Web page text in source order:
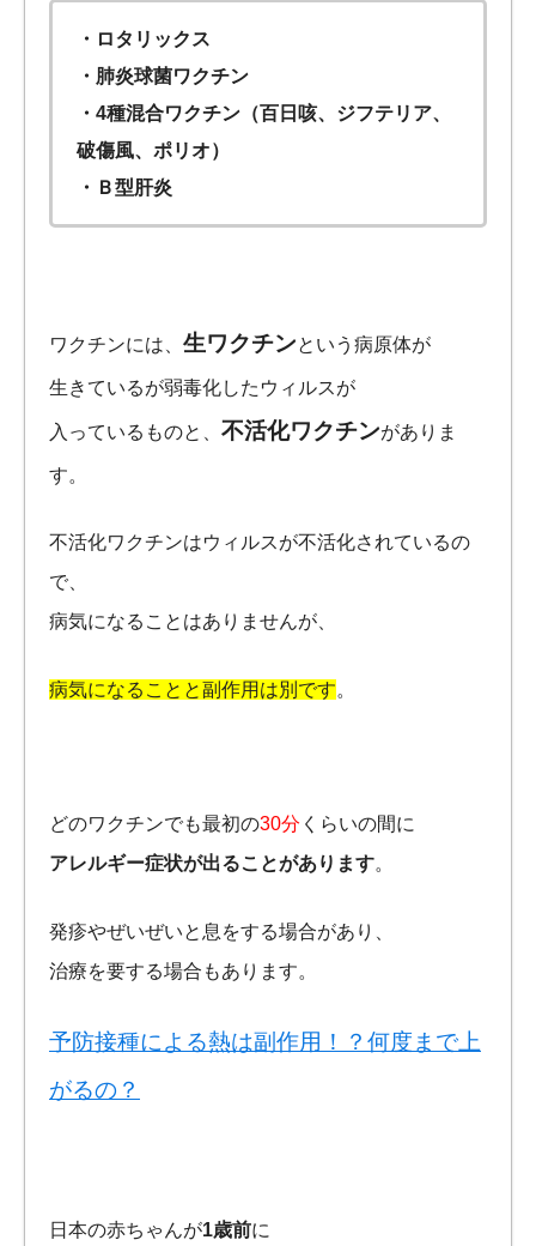
・ロタリックス
・肺炎球菌ワクチン
・4種混合ワクチン（百日咳、ジフテリア、
破傷風、ポリオ）
・Ｂ型肝炎
ワクチンには、 生ワクチンという病原体が
生きているが弱毒化したウィルスが
入っているものと、 不活化ワクチンがありま
す。
不活化ワクチンはウィルスが不活化されているの
で、
病気になることはありませんが、
病気になることと副作用は別です。
どのワクチンでも最初の30分 くらいの間に
アレルギー症状が出ることがあります。
発疹やぜいぜいと息をする場合があり、
治療を要する場合もあります。
予防接種による熱は副作用！？何度まで上
がるの？
日本の赤ちゃんが1歳前に